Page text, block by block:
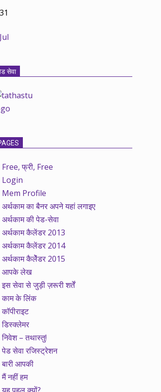
31
सेवा
Free, फ्री, Free
Login
Mem Profile
अर्थकाम का बैनर अपने यहां लगाइए
अर्थकाम की पेड-सेवा
अर्थकाम कैलेंडर 2013
अर्थकाम कैलेंडर 2014
अर्थकाम कैलेेंडर 2015
आपके लेख
इस सेवा से जुड़ी ज़रूरी शर्तें
काम के लिंक
कॉपीराइट
डिस्क्लेमर
निवेश – तथास्तु!
पेड सेवा रजिस्ट्रेशन
बारी आपकी
मैं नहीं हम